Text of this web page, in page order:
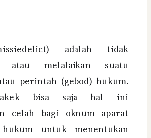
adalah tidak
atau melalaikan suatu
perintah (gebod) hukum.
bisa saja hal ini
celah bagi oknum aparat
untuk menentukan